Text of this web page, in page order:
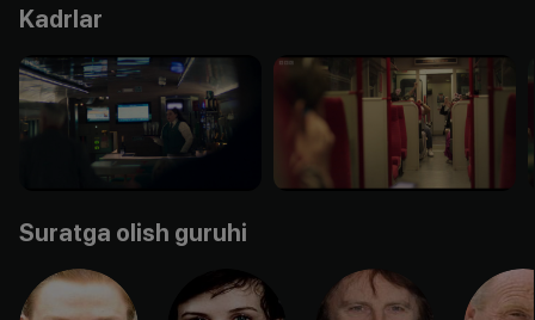
Kadrlar
Suratga olish guruhi